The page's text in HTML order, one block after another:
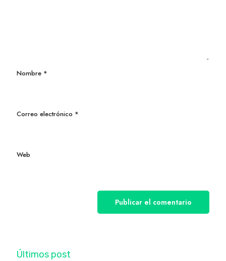
Nombre *
Correo electrónico *
Web
Últimos post